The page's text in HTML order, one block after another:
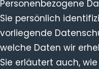
Personenbezogene
Sie persönlich
vorliegende
welche Daten wir
Sie erläutert auch,